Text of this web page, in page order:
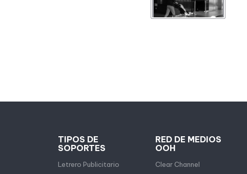
TIPOS DE
SOPORTES
Letrero Publicitario
RED DE MEDIOS
OOH
Clear Channel